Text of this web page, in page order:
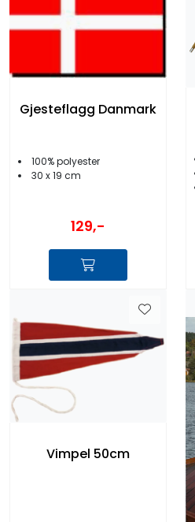
Gjesteflagg Danmark
100% polyester
30 x 19 cm
129,-
Vimpel 50cm